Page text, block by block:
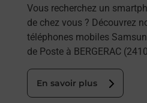
Vous recherchez un
de chez vous ? Découvrez
téléphones mobiles
de Poste à BERGERAC
En savoir plus